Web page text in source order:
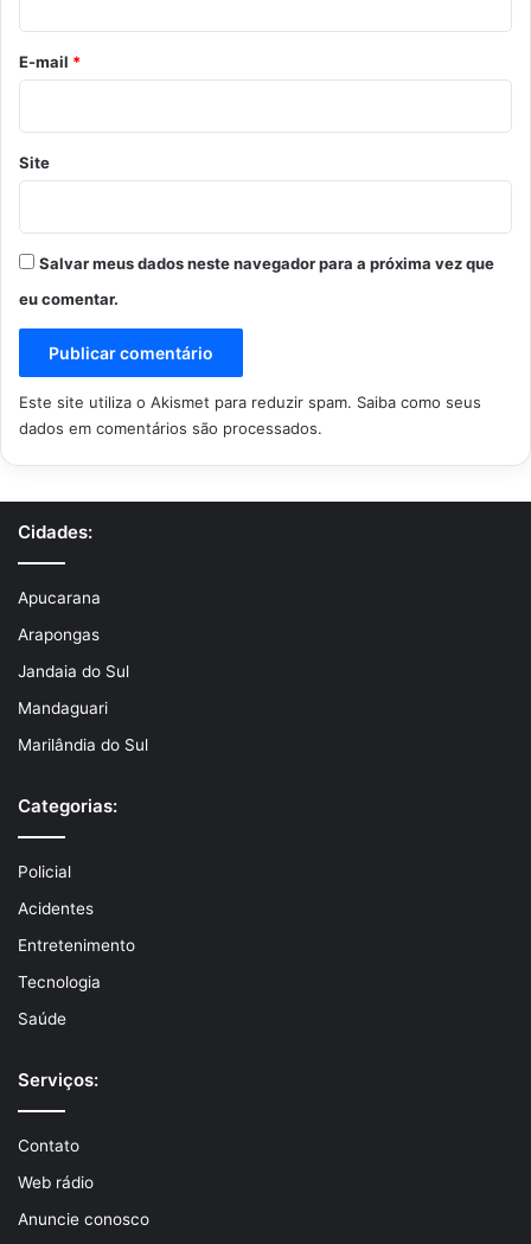
o
*
E-mail *
Site
Salvar meus dados neste navegador para a próxima vez que
eu comentar.
Este site utiliza o Akismet para reduzir spam. Saiba como seus
dados em comentários são processados.
Cidades:
Apucarana
Arapongas
Jandaia do Sul
Mandaguari
Marilândia do Sul
Categorias:
Policial
Acidentes
Entretenimento
Tecnologia
Saúde
Serviços:
Contato
Web rádio
Anuncie conosco